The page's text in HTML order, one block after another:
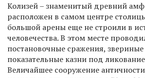
Колизей – знаменитый древний
расположен в самом центре
большой арены еще не строили в
человечества. В этом месте
постановочные сражения, звериные
показательные казни под
Величайшее сооружение